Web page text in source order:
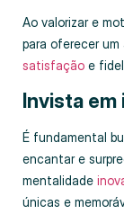
Ao valorizar e
para oferecer
satisfação e
Invista em
É fundamental
encantar e
mentalidade
únicas e